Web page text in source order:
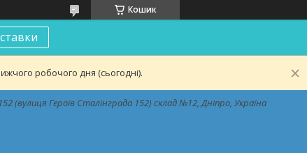
Кошик
робочого дня (сьогодні).
(вулиця Героїв Сталінграда 152) склад №12, Дніпро, Україна